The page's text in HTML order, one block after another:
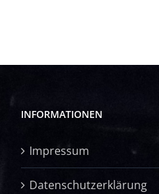
INFORMATIONEN
Impressum
Datenschutzerklärung